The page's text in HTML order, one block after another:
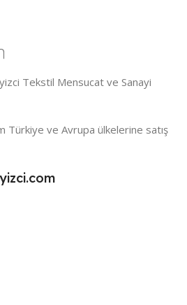
Tekstil Mensucat ve Sanayi
Türkiye ve Avrupa ülkelerine satış